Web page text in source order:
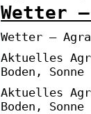
Wetter
Wetter –
Aktuelles
Boden,
Aktuelles
Boden,